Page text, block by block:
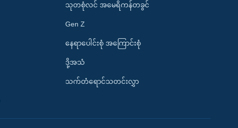
သုတစုံလင် အမေရိကန်တခွင်
Gen Z
နေရာပေါင်းစုံ အကြောင်းစုံ
ဒို့အသံ
သက်တံရောင်သတင်းလွှာ